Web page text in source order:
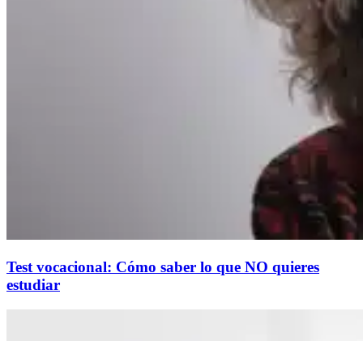
Test vocacional: Cómo saber lo que NO quieres
estudiar